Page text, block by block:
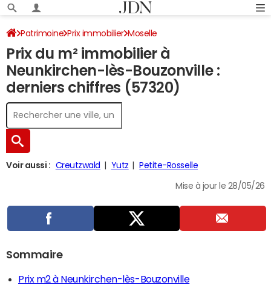
Patrimoine Prix immobilier Moselle
Neunkirchen-lès-Bouzonville
Prix du m² immobilier à
Neunkirchen-lès-Bouzonville :
derniers chiffres (57320)
Voir aussi : Creutzwald Yutz Petite-Rosselle
Mise à jour le 28/05/26
Sommaire
Prix m2 à Neunkirchen-lès-Bouzonville